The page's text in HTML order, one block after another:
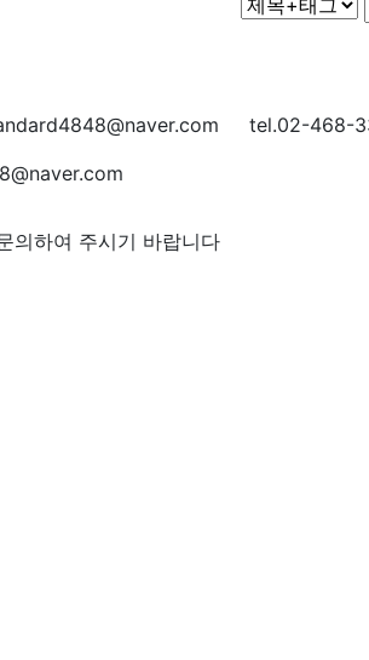
tel.02-468-
의하여 주시기 바랍니다